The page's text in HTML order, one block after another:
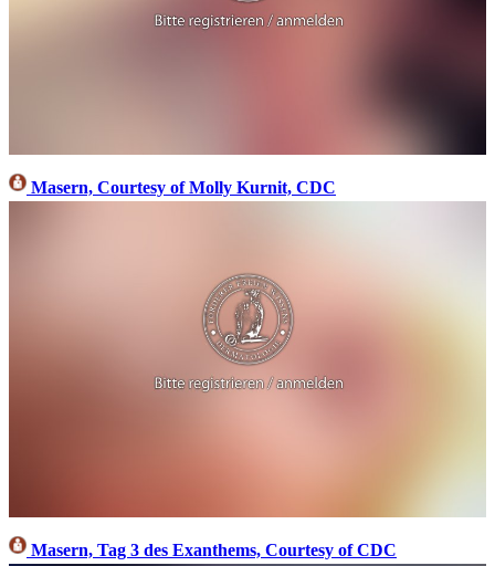
Masern, Courtesy of Molly Kurnit, CDC
Masern, Tag 3 des Exanthems, Courtesy of CDC